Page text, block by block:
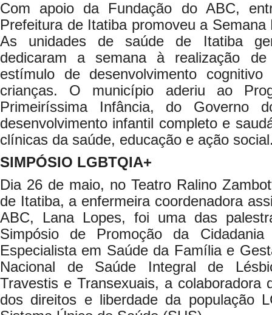
Com apoio da Fundação do ABC,
Prefeitura de Itatiba promoveu a
As unidades de saúde de Itatiba
dedicaram a semana à realização
estímulo de desenvolvimento
crianças. O município aderiu ao
Primeiríssima Infância, do Governo
desenvolvimento infantil completo e
clínicas da saúde, educação e ação
SIMPÓSIO LGBTQIA+
Dia 26 de maio, no Teatro Ralino
de Itatiba, a enfermeira coordenadora
ABC, Lana Lopes, foi uma das
Simpósio de Promoção da
Especialista em Saúde da Família e
Nacional de Saúde Integral de
Travestis e Transexuais, a colaboradora
dos direitos e liberdade da população